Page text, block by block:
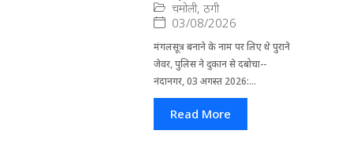
चमोली, ठगी
03/08/2026
मंगलसूत्र बनाने के नाम पर लिए थे पुराने
जेवर, पुलिस ने दुकान से दबोचा--
नंदानगर, 03 अगस्त 2026:...
Read More